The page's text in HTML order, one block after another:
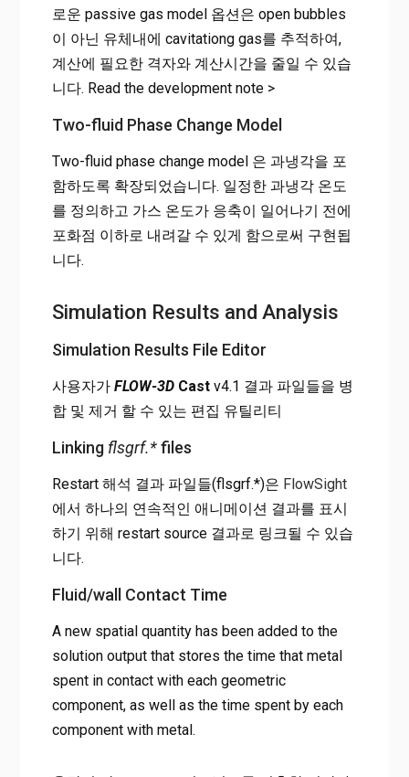
로운 passive gas model 옵션은 open bubbles
이 아닌 유체내에 cavitationg gas를 추적하여,
계산에 필요한 격자와 계산시간을 줄일 수 있습
니다. Read the development note >
Two-fluid Phase Change Model
Two-fluid phase change model 은 과냉각을 포
함하도록 확장되었습니다. 일정한 과냉각 온도
를 정의하고 가스 온도가 응축이 일어나기 전에
포화점 이하로 내려갈 수 있게 함으로써 구현됩
니다.
Simulation Results and Analysis
Simulation Results File Editor
사용자가 FLOW-3D Castv4.1 결과 파일들을 병
합 및 제거 할 수 있는 편집 유틸리티
Linking flsgrf.*files
Restart 해석 결과 파일들(flsgrf.*)은 FlowSight
에서 하나의 연속적인 애니메이션 결과를 표시
하기 위해 restart source 결과로 링크될 수 있습
니다.
Fluid/wall Contact Time
A new spatial quantity has been added to the
solution output that stores the time that metal
spent in contact with each geometric
component, as well as the time spent by each
component with metal.